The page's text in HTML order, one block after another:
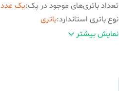
تعداد باتری‌های موجود در پک:یک عدد
نوع باتری استاندارد:باتری
نوع باتری:کتابی 9Vنمایش بیشتر